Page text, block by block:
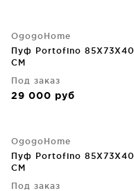
OgogoHome
Пуф Portofino 85X73X40
CM
Под заказ
29 000 руб
OgogoHome
Пуф Portofino 85X73X40
CM
Под заказ